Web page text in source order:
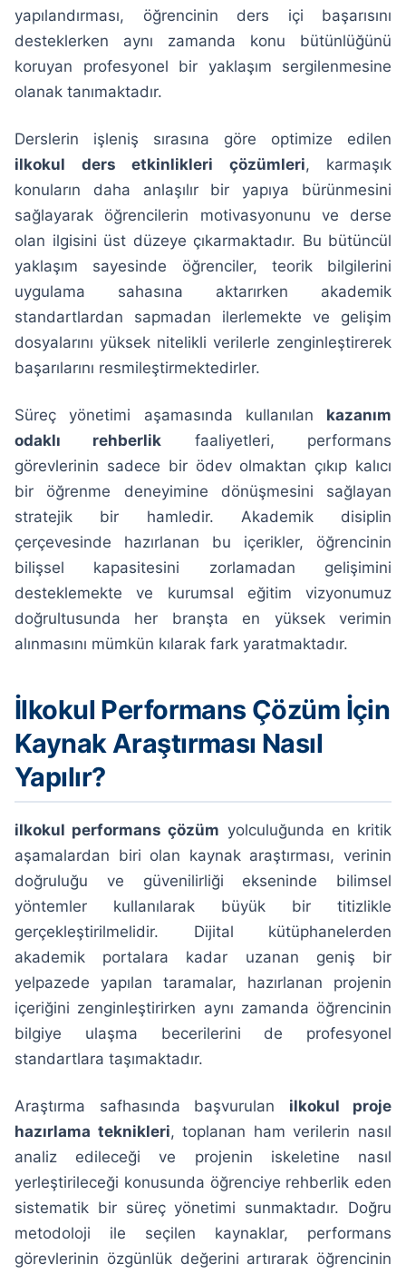
yapılandırması, öğrencinin ders içi başarısını
desteklerken aynı zamanda konu bütünlüğünü
koruyan profesyonel bir yaklaşım sergilenmesine
olanak tanımaktadır.
Derslerin işleniş sırasına göre optimize edilen
ilkokul ders etkinlikleri çözümleri, karmaşık
konuların daha anlaşılır bir yapıya bürünmesini
sağlayarak öğrencilerin motivasyonunu ve derse
olan ilgisini üst düzeye çıkarmaktadır. Bu bütüncül
yaklaşım sayesinde öğrenciler, teorik bilgilerini
uygulama sahasına aktarırken akademik
standartlardan sapmadan ilerlemekte ve gelişim
dosyalarını yüksek nitelikli verilerle zenginleştirerek
başarılarını resmileştirmektedirler.
Süreç yönetimi aşamasında kullanılan kazanım
odaklı rehberlik faaliyetleri, performans
görevlerinin sadece bir ödev olmaktan çıkıp kalıcı
bir öğrenme deneyimine dönüşmesini sağlayan
stratejik bir hamledir. Akademik disiplin
çerçevesinde hazırlanan bu içerikler, öğrencinin
bilişsel kapasitesini zorlamadan gelişimini
desteklemekte ve kurumsal eğitim vizyonumuz
doğrultusunda her branşta en yüksek verimin
alınmasını mümkün kılarak fark yaratmaktadır.
İlkokul Performans Çözüm İçin
Kaynak Araştırması Nasıl
Yapılır?
ilkokul performans çözüm yolculuğunda en kritik
aşamalardan biri olan kaynak araştırması, verinin
doğruluğu ve güvenilirliği ekseninde bilimsel
yöntemler kullanılarak büyük bir titizlikle
gerçekleştirilmelidir. Dijital kütüphanelerden
akademik portalara kadar uzanan geniş bir
yelpazede yapılan taramalar, hazırlanan projenin
içeriğini zenginleştirirken aynı zamanda öğrencinin
bilgiye ulaşma becerilerini de profesyonel
standartlara taşımaktadır.
Araştırma safhasında başvurulan ilkokul proje
hazırlama teknikleri, toplanan ham verilerin nasıl
analiz edileceği ve projenin iskeletine nasıl
yerleştirileceği konusunda öğrenciye rehberlik eden
sistematik bir süreç yönetimi sunmaktadır. Doğru
metodoloji ile seçilen kaynaklar, performans
görevlerinin özgünlük değerini artırarak öğrencinin